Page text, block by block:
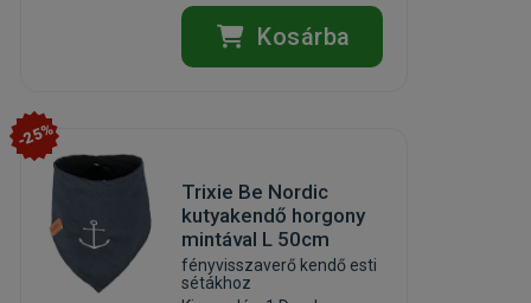
Kosárba
-25%
Trixie Be Nordic
kutyakendő horgony
mintával L 50cm
fényvisszaverő kendő esti
sétákhoz